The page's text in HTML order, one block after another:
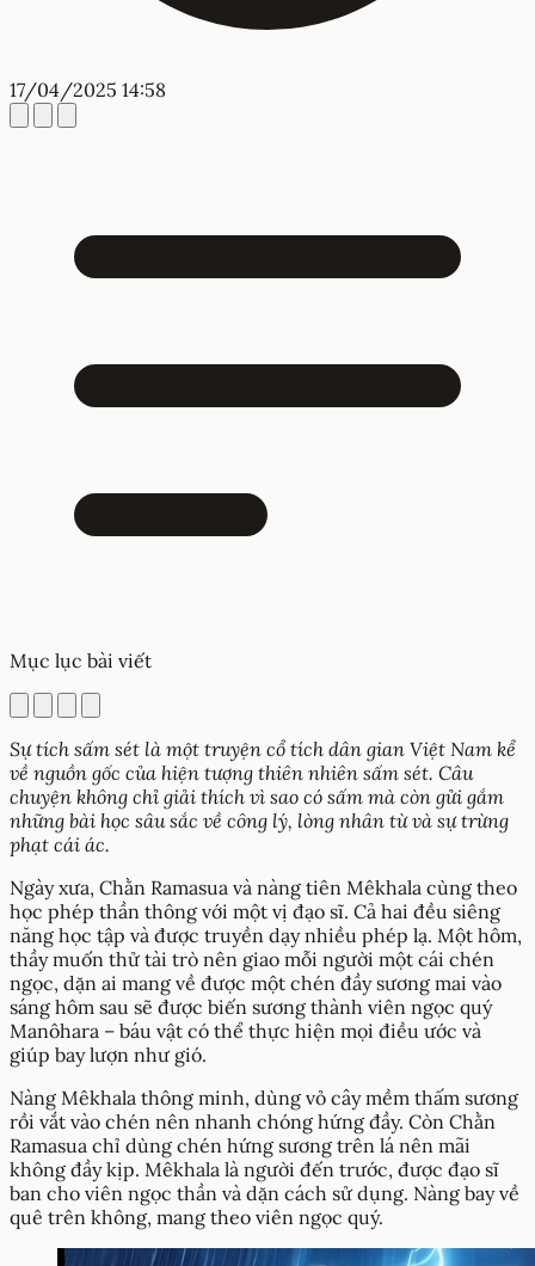
17/04/2025 14:58
Mục lục bài viết
Sự tích sấm sét là một truyện cổ tích dân gian Việt Nam kể
về nguồn gốc của hiện tượng thiên nhiên sấm sét. Câu
chuyện không chỉ giải thích vì sao có sấm mà còn gửi gắm
những bài học sâu sắc về công lý, lòng nhân từ và sự trừng
phạt cái ác.
Ngày xưa, Chằn Ramasua và nàng tiên Mêkhala cùng theo
học phép thần thông với một vị đạo sĩ. Cả hai đều siêng
năng học tập và được truyền dạy nhiều phép lạ. Một hôm,
thầy muốn thử tài trò nên giao mỗi người một cái chén
ngọc, dặn ai mang về được một chén đầy sương mai vào
sáng hôm sau sẽ được biến sương thành viên ngọc quý
Manôhara – báu vật có thể thực hiện mọi điều ước và
giúp bay lượn như gió.
Nàng Mêkhala thông minh, dùng vỏ cây mềm thấm sương
rồi vắt vào chén nên nhanh chóng hứng đầy. Còn Chằn
Ramasua chỉ dùng chén hứng sương trên lá nên mãi
không đầy kịp. Mêkhala là người đến trước, được đạo sĩ
ban cho viên ngọc thần và dặn cách sử dụng. Nàng bay về
quê trên không, mang theo viên ngọc quý.